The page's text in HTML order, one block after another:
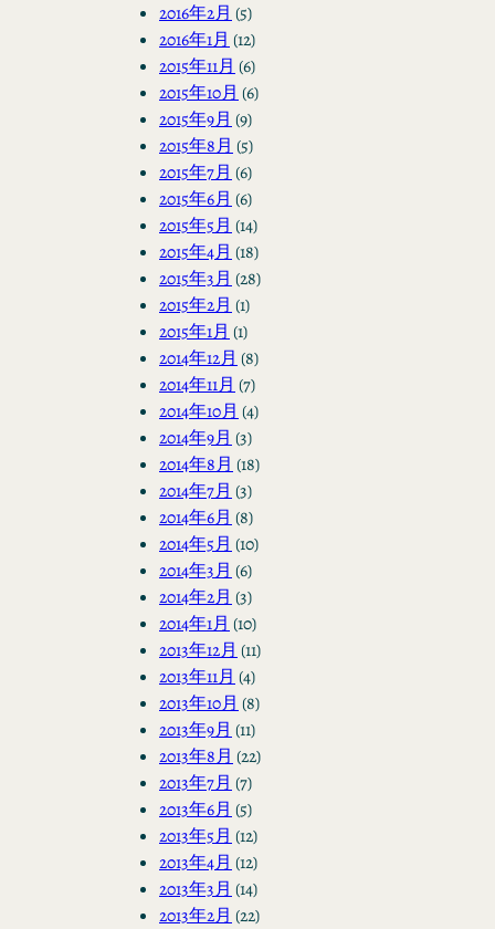
2016年2月 (5)
2016年1月 (12)
2015年11月 (6)
2015年10月 (6)
2015年9月 (9)
2015年8月 (5)
2015年7月 (6)
2015年6月 (6)
2015年5月 (14)
2015年4月 (18)
2015年3月 (28)
2015年2月 (1)
2015年1月 (1)
2014年12月 (8)
2014年11月 (7)
2014年10月 (4)
2014年9月 (3)
2014年8月 (18)
2014年7月 (3)
2014年6月 (8)
2014年5月 (10)
2014年3月 (6)
2014年2月 (3)
2014年1月 (10)
2013年12月 (11)
2013年11月 (4)
2013年10月 (8)
2013年9月 (11)
2013年8月 (22)
2013年7月 (7)
2013年6月 (5)
2013年5月 (12)
2013年4月 (12)
2013年3月 (14)
2013年2月 (22)